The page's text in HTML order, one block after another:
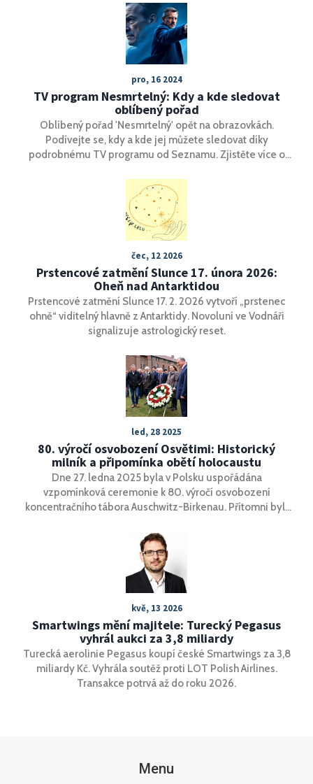
triumf posiluje pozici Interu před nadcházejícím
střetnutím se stejným soupeřem v Supercoppa Italiana.
pro, 16 2024
TV program Nesmrtelný: Kdy a kde sledovat
oblíbený pořad
Oblíbený pořad 'Nesmrtelný' opět na obrazovkách.
Podívejte se, kdy a kde jej můžete sledovat díky
podrobnému TV programu od Seznamu. Zjistěte více o
abyste o nic nepřišli. Užijte si kouzlo nesmrtelného
dobrodružství z pohodlí domova.
čec, 12 2026
Prstencové zatmění Slunce 17. února 2026:
Oheň nad Antarktidou
Prstencové zatmění Slunce 17. 2. 2026 vytvoří „prstenec
ohně“ viditelný hlavně z Antarktidy. Novoluní ve Vodnáři
signalizuje astrologický reset.
led, 28 2025
80. výročí osvobození Osvětimi: Historický
milník a připomínka obětí holocaustu
Dne 27. ledna 2025 byla v Polsku uspořádána
vzpomínková ceremonie k 80. výročí osvobození
koncentračního tábora Auschwitz-Birkenau. Přítomni byli
důležitost paměti na tyto hrůzy a varovali před rostoucí
nenávistí a antisemitismem. Přeživší Tova Friedmanová
varovala před krizí nenávisti a nedůvěry, která může
vyústit v další zkázu.
kvě, 13 2026
Smartwings mění majitele: Turecký Pegasus
vyhrál aukci za 3,8 miliardy
Turecká aerolinie Pegasus koupí české Smartwings za 3,8
miliardy Kč. Vyhrála soutěž proti LOT Polish Airlines.
Transakce potrvá až do roku 2026.
Menu